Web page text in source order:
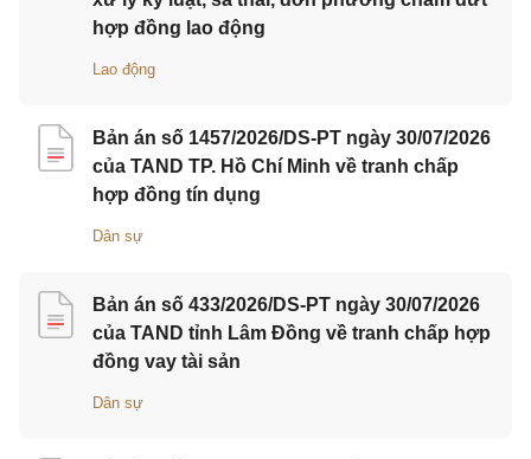
hợp đồng lao động
Lao động
Bản án số 1457/2026/DS-PT ngày 30/07/2026
của TAND TP. Hồ Chí Minh về tranh chấp
hợp đồng tín dụng
Dân sự
Bản án số 433/2026/DS-PT ngày 30/07/2026
của TAND tỉnh Lâm Đồng về tranh chấp hợp
đồng vay tài sản
Dân sự